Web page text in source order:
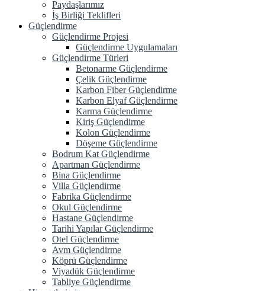
Paydaşlarımız
İş Birliği Teklifleri
Güçlendirme
Güçlendirme Projesi
Güçlendirme Uygulamaları
Güçlendirme Türleri
Betonarme Güçlendirme
Çelik Güçlendirme
Karbon Fiber Güçlendirme
Karbon Elyaf Güçlendirme
Karma Güçlendirme
Kiriş Güçlendirme
Kolon Güçlendirme
Döşeme Güçlendirme
Bodrum Kat Güçlendirme
Apartman Güçlendirme
Bina Güçlendirme
Villa Güçlendirme
Fabrika Güçlendirme
Okul Güçlendirme
Hastane Güçlendirme
Tarihi Yapılar Güçlendirme
Otel Güçlendirme
Avm Güçlendirme
Köprü Güçlendirme
Viyadük Güçlendirme
Tabliye Güçlendirme